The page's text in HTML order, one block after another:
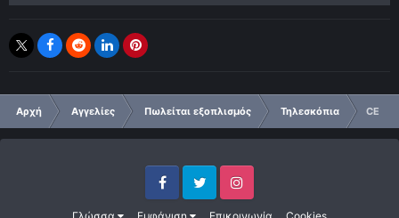
Αρχή Αγγελίες Πωλείται εξοπλισμός Τηλεσκόπια
FacebookTwitter Instagram